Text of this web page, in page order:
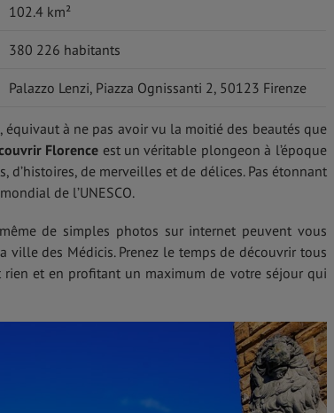
102.4 km²
380 226 habitants
Palazzo Lenzi, Piazza Ognissanti 2, 50123 Firenze
à ne pas avoir vu la moitié des beautés que
Florence est un véritable plongeon à l’époque
d’histoires, de merveilles et de délices. Pas étonnant
de l’UNESCO.
de simples photos sur internet peuvent vous
des Médicis. Prenez le temps de découvrir tous
et en profitant un maximum de votre séjour qui